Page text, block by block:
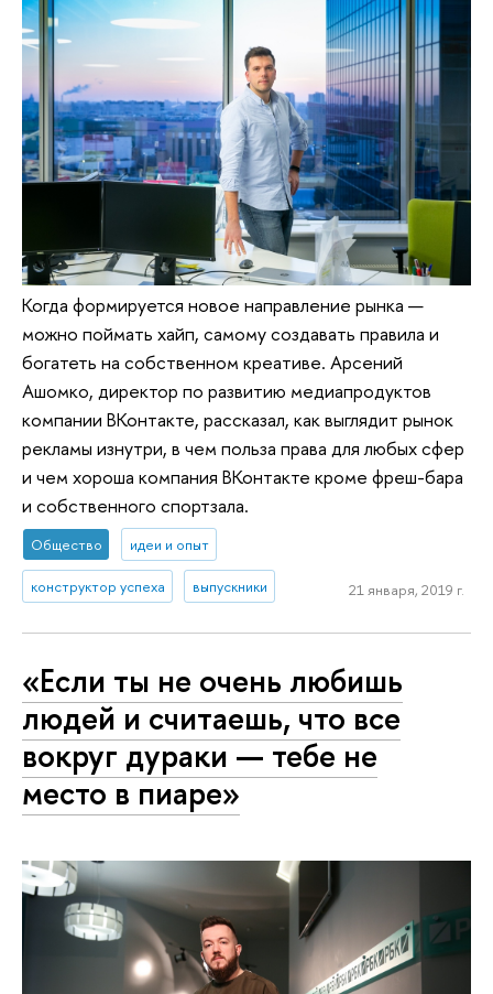
Когда формируется новое направление рынка —
можно поймать хайп, самому создавать правила и
богатеть на собственном креативе. Арсений
Ашомко, директор по развитию медиапродуктов
компании ВКонтакте, рассказал, как выглядит рынок
рекламы изнутри, в чем польза права для любых сфер
и чем хороша компания ВКонтакте кроме фреш-бара
и собственного спортзала.
Общество идеи и опыт
конструктор успеха выпускники 21 января, 2019 г.
«Если ты не очень любишь
людей и считаешь, что все
вокруг дураки — тебе не
место в пиаре»